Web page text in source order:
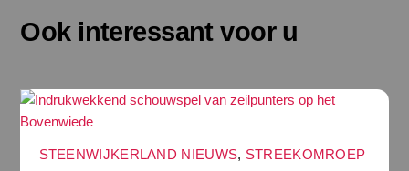
Ook interessant voor u
STEENWIJKERLAND NIEUWS, STREEKOMROEP